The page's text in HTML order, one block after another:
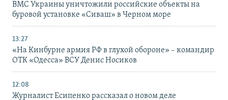
ВМС Украины уничтожили российские объекты на
буровой установке «Сиваш» в Черном море
13:27
«На Кинбурне армия РФ в глухой обороне» – командир
ОТК «Одесса» ВСУ Денис Носиков
12:08
Журналист Есипенко рассказал о новом деле